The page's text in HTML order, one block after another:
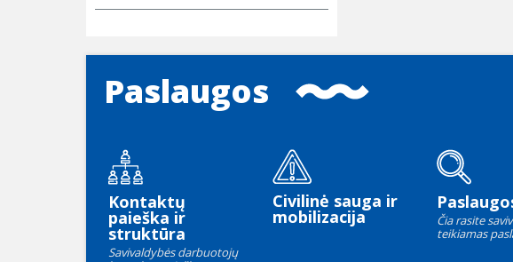
Paslaugos
Kontaktų
paieška ir
struktūra
Savivaldybės darbuotojų
Civilinė sauga ir
mobilizacija
Čia rasite
teikiamas